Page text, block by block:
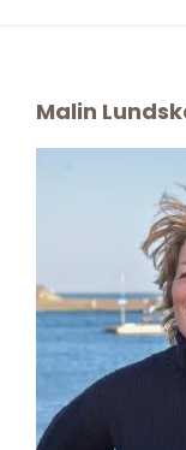
Footer
Malin